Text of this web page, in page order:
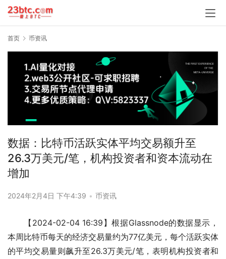
首页 币资讯
数据：比特币活跃实体平均交易额升至
26.3万美元/笔，机构投资者和资本流动在
增加
2024年2月4日 下午4:39 • 币资讯
【2024-02-04 16:39】根据Glassnode的数据显示，
本周比特币每天的经济交易量约为77亿美元，每个活跃实体
的平均交易量则飙升至26.3万美元/笔，表明机构投资者和